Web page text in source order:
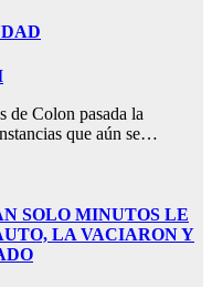
de Colon pasada la
que aún se…
SOLO MINUTOS LE
LA VACIARON Y